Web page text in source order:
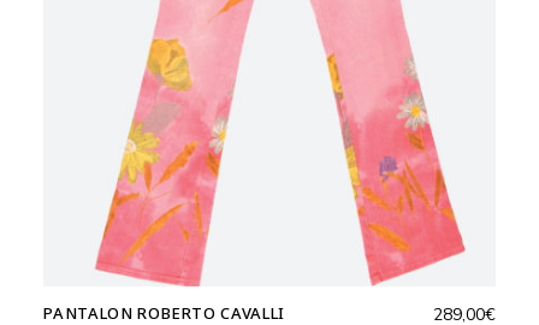
PANTALON ROBERTO CAVALLI 289,00€